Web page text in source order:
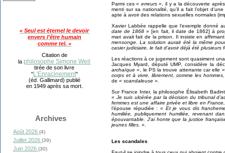
« Seul est éternel le devoir
envers l'être humain
comme tel. »
Citation de
laphilosophe Simone Weil
tirée de son livre
"L'Enracinement"
(éd. Gallimard) publié
en 1949 après sa mort.
Archives
Août 2026 (4)
Juillet 2026 (39)
Juin 2026 (30)
Parmi ces « erreurs »
, il y a la découverte
menti sur sa nationalité, qu’il a fait l’objet
apte à avoir des relations sexuelles normales
Xavier Labbée rappelle que l’exemple donné
date de 1868 » [en fait, il date de 1862]à
mari avait fait de la prison. Il insiste en affirmant
mensonge. La solution aurait été la même
casier judiciaire, le fait d’avoir déjà été plusieurs
Les réactions à ce jugement sont quasiment
Jacques Myard, député UMP, considère la
archaïque »
, le PS la trouve atterrante car elle
corps et à vivre, librement, comme les
de « scandaleuse »
Sur France Inter, la philosophe Élisabeth
« Je suis ulcérée par la décision du tribunal
femmes est une affaire privée et libre en
l’épouse répudiée : « Et je vous dis
humiliée, publiquement humiliée, revenant
épouvantable. J’ai honte que la justice
jeunes filles. »
Les scandales